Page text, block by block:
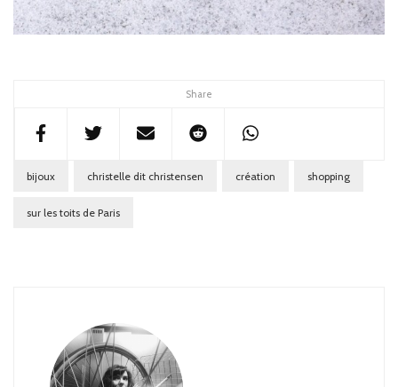
Share
bijoux christelle dit christensen création shopping
sur les toits de Paris